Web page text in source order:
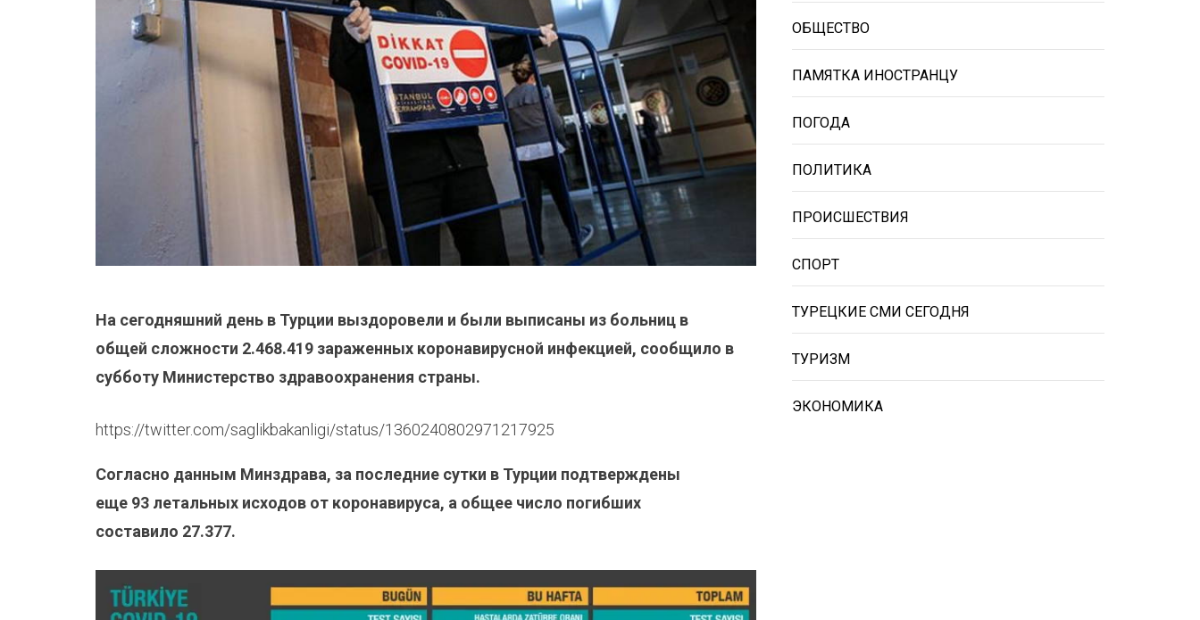
На сегодняшний день в Турции выздоровели и были выписаны из больниц в
общей сложности 2.468.419 зараженных коронавирусной инфекцией, сообщило в
субботу Министерство здравоохранения страны.
https://twitter.com/saglikbakanligi/status/1360240802971217925
Согласно данным Минздрава, за последние сутки в Турции подтверждены
еще 93 летальных исходов от коронавируса, а общее число погибших
составило 27.377.
ОБЩЕСТВО
ПАМЯТКА ИНОСТРАНЦУ
ПОГОДА
ПОЛИТИКА
ПРОИСШЕСТВИЯ
СПОРТ
ТУРЕЦКИЕ СМИ СЕГОДНЯ
ТУРИЗМ
ЭКОНОМИКА